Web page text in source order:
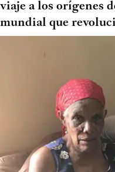
viaje a los orígenes
mundial que